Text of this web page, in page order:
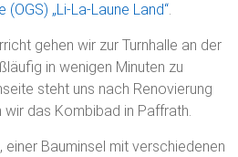
(OGS) „Li-La-Laune Land“.
gehen wir zur Turnhalle an der
in wenigen Minuten zu
steht uns nach Renovierung
das Kombibad in Paffrath.
Bauminsel mit verschiedenen